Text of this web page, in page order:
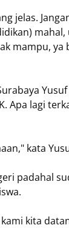
jelas.
mampu, ya
Apa lagi
kata
padahal
kita